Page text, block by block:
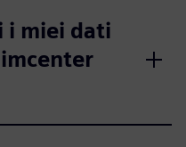
i miei dati